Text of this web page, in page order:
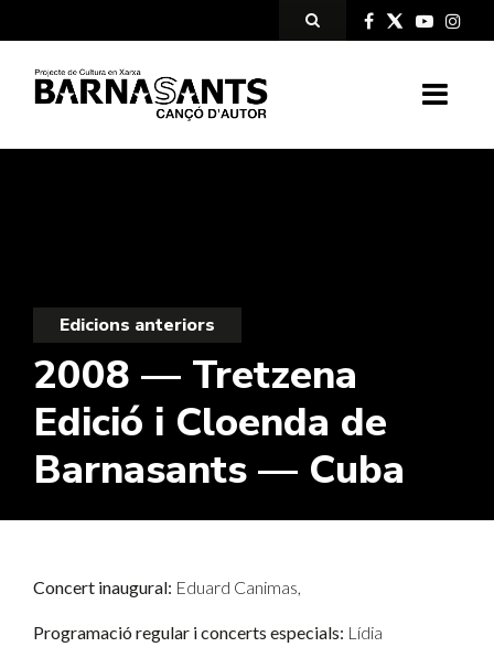
Edicions anteriors
2008 — Tretzena
Edició i Cloenda de
Barnasants — Cuba
Concert inaugural: Eduard Canimas,
Programació regular i concerts especials: Lídia